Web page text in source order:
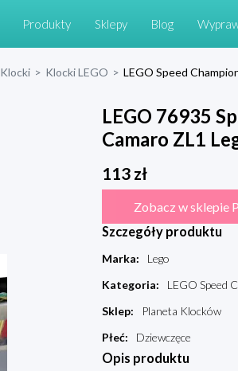
Produkty Sklepy Blog
Klocki > Klocki LEGO > LEGO Speed
LEGO 76935
Camaro ZL1
113zł
Zobacz w sklepie
Szczegóły produktu
Marka:
Lego
Kategoria:
LEGO Speed
Sklep:
Planeta Klocków
Płeć: Dziewczęce
Opis produktu